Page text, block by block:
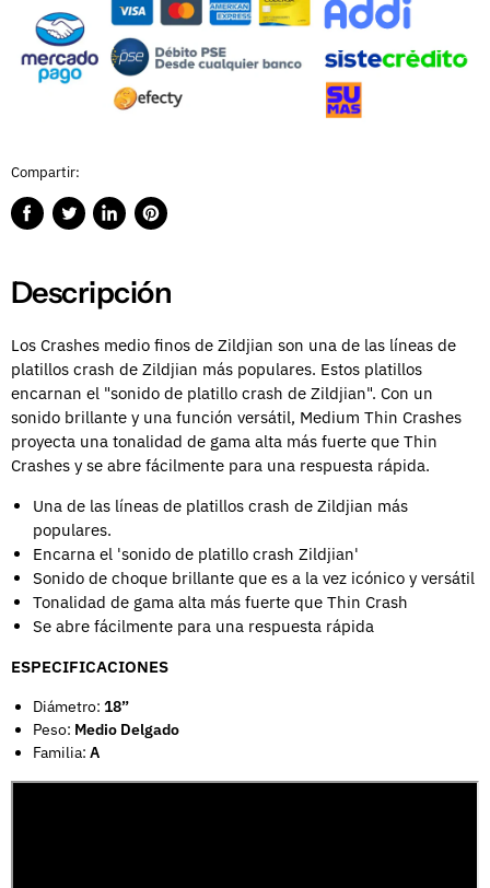
Compartir:
CompartirPublicarCompartirGuardar
Descripción
Los Crashes medio finos de Zildjian son una de las líneas de
platillos crash de Zildjian más populares. Estos platillos
encarnan el "sonido de platillo crash de Zildjian". Con un
sonido brillante y una función versátil, Medium Thin Crashes
proyecta una tonalidad de gama alta más fuerte que Thin
Crashes y se abre fácilmente para una respuesta rápida.
Una de las líneas de platillos crash de Zildjian más
populares.
Encarna el 'sonido de platillo crash Zildjian'
Sonido de choque brillante que es a la vez icónico y versátil
Tonalidad de gama alta más fuerte que Thin Crash
Se abre fácilmente para una respuesta rápida
ESPECIFICACIONES
Diámetro: 18”
Peso: Medio Delgado
Familia: A